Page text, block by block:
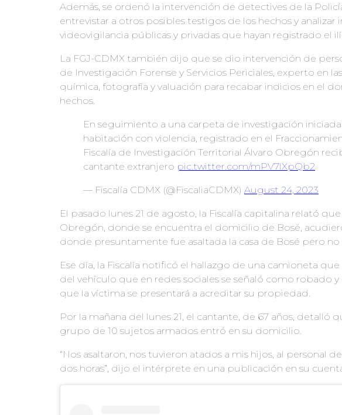
Además, se ordenó la intervención de detectives de la
entrevistar a otros posibles testigos de los hechos y analizar
videovigilancia públicas y privadas que hayan registrado el
La FGJ-CDMX también dijo que se dio intervención de
de Investigación Forense y Servicios Periciales, experto en
química, fotografía y valuación para recabar indicios en el
hechos.
En seguimiento a una carpeta de investigación
habitación con violencia, registrado en el
Fiscalía de Investigación Territorial Álvaro Obregón
cantante extranjero pic.twitter.com/mPV7lXpQb2
— Fiscalía CDMX (@FiscaliaCDMX) August 24, 2023
El pasado lunes 21 de agosto, la Fiscalía capitalina relató
Obregón, donde se encuentra el domicilio de Bosé,
donde presuntamente fue asaltada la casa de Bosé pero no
Ese día, la Fiscalía notificó el hallazgo de una camioneta
del vehículo que en redes sociales se señaló como robado
que la víctima se presentará a acreditar su propiedad.
Por la mañana del lunes 21, el cantante, de 67 años, detalló
grupo de 10 sujetos armados entró en su domicilio.
“Nos asaltaron, nos tuvieron atados a mis hijos, al personal
dos horas”, dijo el intérprete en una publicación en su